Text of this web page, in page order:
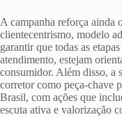
A campanha reforça ainda
clientecentrismo, modelo
garantir que todas as
atendimento, estejam
consumidor. Além disso, a
corretor como peça-chave
Brasil, com ações que
escuta ativa e valorização